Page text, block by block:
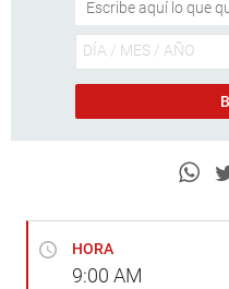
HORA
9:00 AM